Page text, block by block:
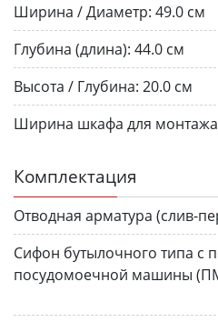
Ширина / Диаметр: 49.0 см
Глубина (длина): 44.0 см
Высота / Глубина: 20.0 см
Ширина шкафа для
Комплектация
Отводная арматура (слив-
Сифон бутылочного типа с
посудомоечной машины